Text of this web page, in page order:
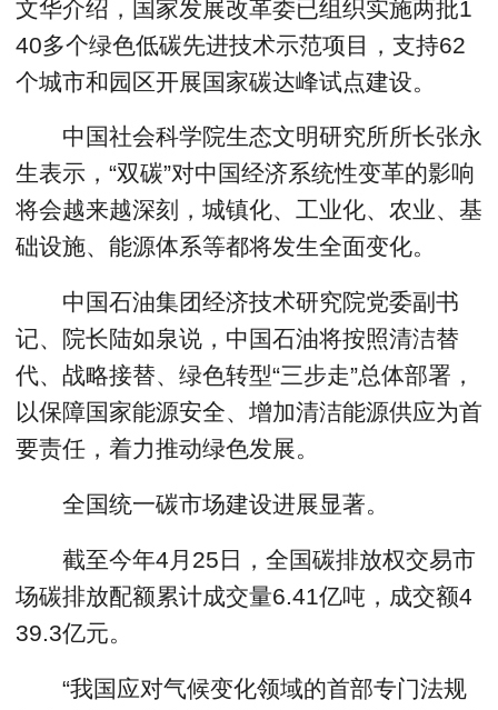
文华介绍，国家发展改革委已组织实施两批1
40多个绿色低碳先进技术示范项目，支持62
个城市和园区开展国家碳达峰试点建设。
中国社会科学院生态文明研究所所长张永
生表示，“双碳”对中国经济系统性变革的影响
将会越来越深刻，城镇化、工业化、农业、基
础设施、能源体系等都将发生全面变化。
中国石油集团经济技术研究院党委副书
记、院长陆如泉说，中国石油将按照清洁替
代、战略接替、绿色转型“三步走”总体部署，
以保障国家能源安全、增加清洁能源供应为首
要责任，着力推动绿色发展。
全国统一碳市场建设进展显著。
截至今年4月25日，全国碳排放权交易市
场碳排放配额累计成交量6.41亿吨，成交额4
39.3亿元。
“我国应对气候变化领域的首部专门法规